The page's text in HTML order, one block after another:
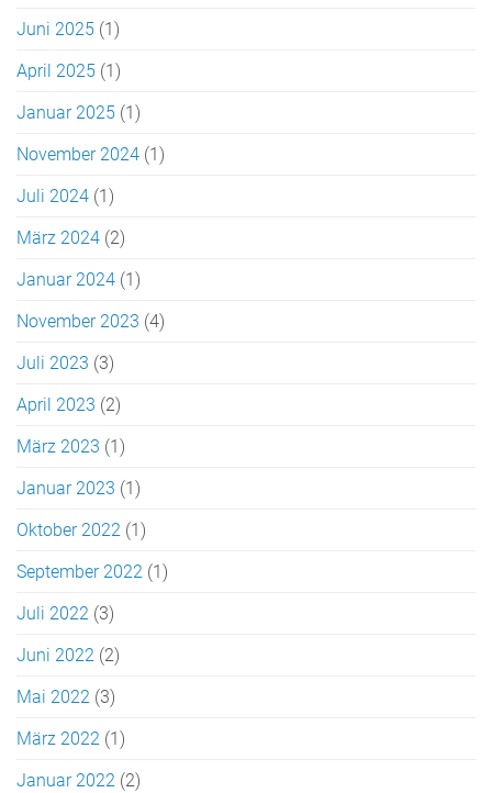
Juni 2025 (1)
April 2025 (1)
Januar 2025 (1)
November 2024 (1)
Juli 2024 (1)
März 2024 (2)
Januar 2024 (1)
November 2023 (4)
Juli 2023 (3)
April 2023 (2)
März 2023 (1)
Januar 2023 (1)
Oktober 2022 (1)
September 2022 (1)
Juli 2022 (3)
Juni 2022 (2)
Mai 2022 (3)
März 2022 (1)
Januar 2022 (2)